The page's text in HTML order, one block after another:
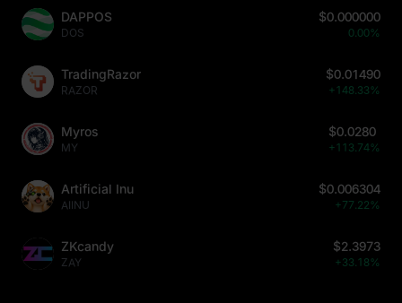
DAPPOS
DOS
$0.000000
0.00%
TradingRazor
RAZOR
$0.01490
+148.33%
Myros
MY
$0.0280
+113.74%
Artificial Inu
AIINU
$0.006304
+77.22%
ZKcandy
ZAY
$2.3973
+33.18%